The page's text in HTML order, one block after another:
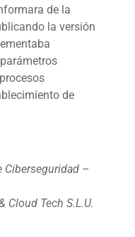
de la
la versión
de
Ciberseguridad –
Cloud Tech S.L.U.